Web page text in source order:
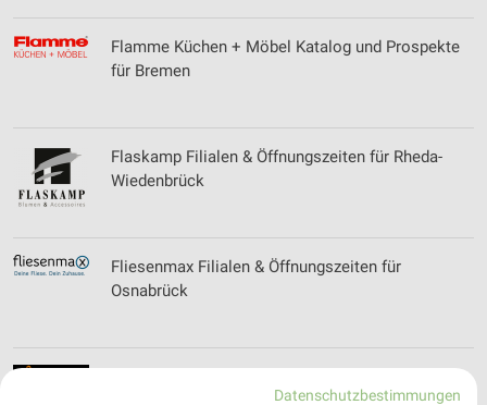
Flamme Küchen + Möbel Katalog und Prospekte
für Bremen
Flaskamp Filialen & Öffnungszeiten für Rheda-
Wiedenbrück
Fliesenmax Filialen & Öffnungszeiten für
Osnabrück
Datenschutzbestimmungen